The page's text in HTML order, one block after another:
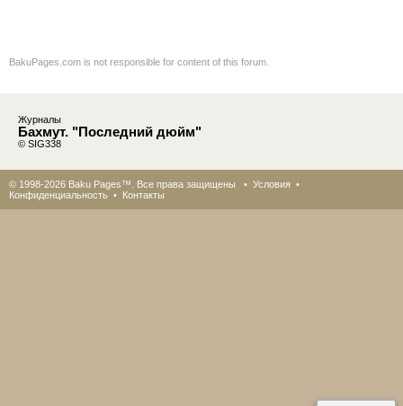
BakuPages.com is not responsible for content of this forum.
Журналы
Бахмут. "Последний дюйм"
© SIG338
© 1998-2026 Baku Pages™. Все права защищены • Условия •
Конфиденциальность • Контакты